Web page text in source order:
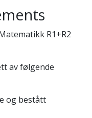
R1+R2
av følgende
og bestått